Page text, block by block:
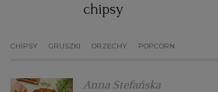
chipsy
CHIPSY GRUSZKI ORZECHY POPCORN
Anna Stefańska